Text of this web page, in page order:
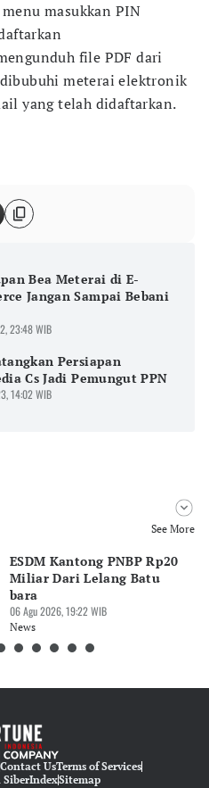
masukkan PIN
file PDF dari
meterai elektronik
yang telah didaftarkan.
Bea Meterai di E-
Jangan Sampai Bebani
23:48 WIB
Persiapan
Cs Jadi Pemungut PPN
14:02 WIB
See More
ESDM Kantong PNBP Rp20
Miliar Dari Lelang Batu
bara
06 Agu 2026, 19:22 WIB
News
Contact UsTerms of Services
SiberIndexSitemap